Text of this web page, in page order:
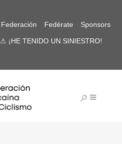
Federación Fedérate Sponsors
⚠ ¡HE TENIDO UN SINIESTRO!